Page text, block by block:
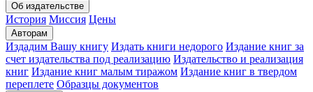
Об издательстве
История Миссия Цены
Авторам
Издадим Вашу книгу Издать книги недорого Издание книг за
счет издательства под реализацию Издательство и реализация
книг Издание книг малым тиражом Издание книг в твердом
переплете Образцы документов